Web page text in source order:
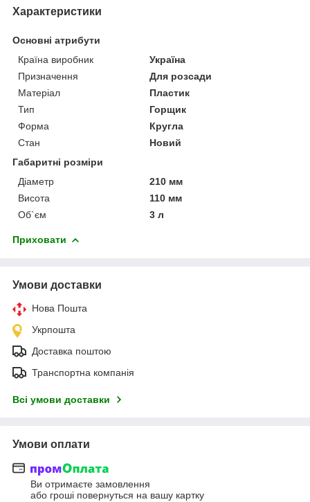
Характеристики
Основні атрибути
Країна виробник
Україна
Призначення
Для розсади
Матеріал
Пластик
Тип
Горщик
Форма
Кругла
Стан
Новий
Габаритні розміри
Діаметр
210 мм
Висота
110 мм
Об`єм
3 л
Приховати
Умови доставки
Нова Пошта
Укрпошта
Доставка поштою
Транспортна компанія
Всі умови доставки
Умови оплати
Ви отримаєте замовлення
або гроші повернуться на вашу картку